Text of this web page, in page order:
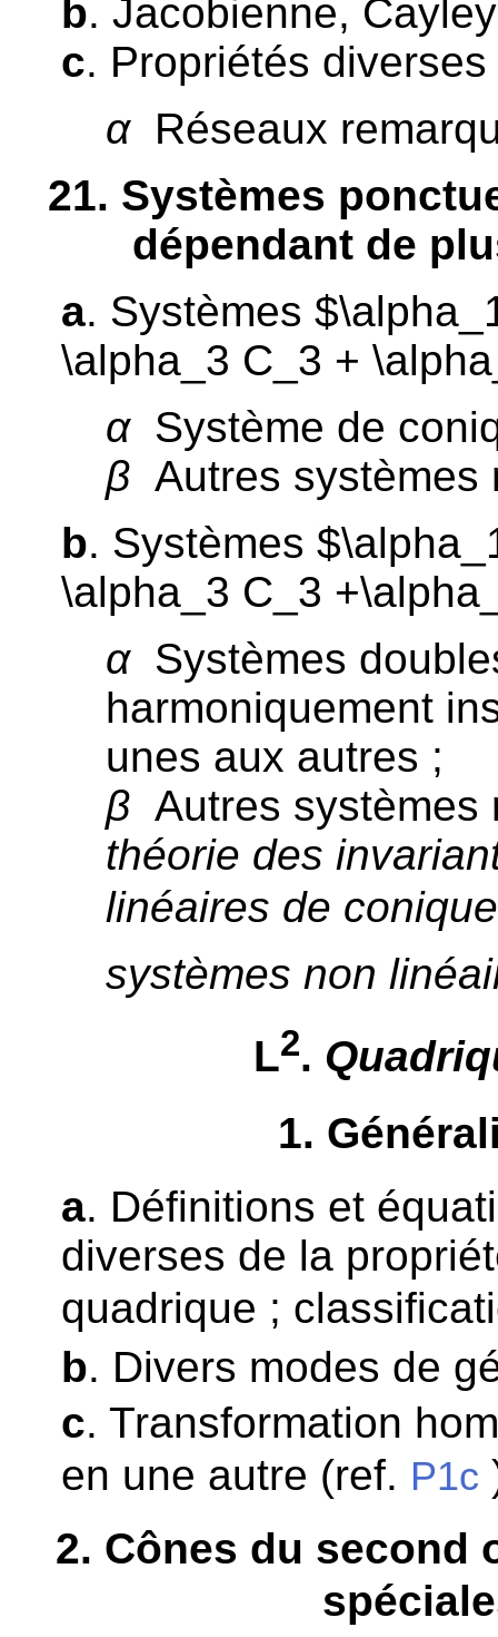
b. Jacobienne,
c. Propriétés diverses
αRéseaux
21. Systèmes
dépendant de
a. Systèmes
\alpha_3 C_3 +
αSystème de
β Autres systèmes
b. Systèmes
\alpha_3 C_3
αSystèmes
harmoniquement
unes aux autres ;
β Autres systèmes
théorie des
linéaires de
systèmes non
L2.
1.
a. Définitions et
diverses de la
quadrique ;
b. Divers modes de
c. Transformation
en une autre (ref. P1c
2. Cônes du second